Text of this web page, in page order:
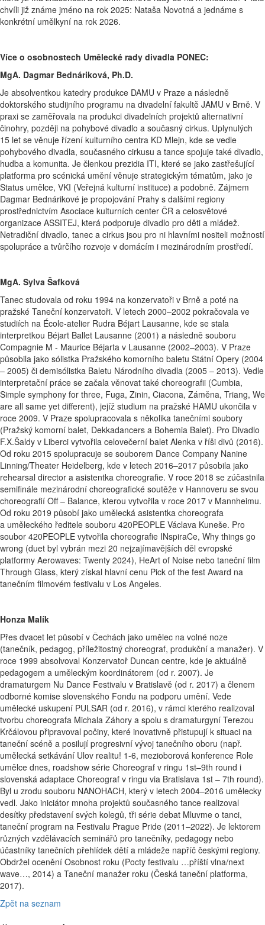
chvíli již známe jméno na rok 2025: Nataša Novotná a jednáme s
konkrétní umělkyní na rok 2026.
Více o osobnostech Umělecké rady divadla PONEC:
MgA. Dagmar Bednáriková, Ph.D.
Je absolventkou katedry produkce DAMU v Praze a následně
doktorského studijního programu na divadelní fakultě JAMU v Brně. V
praxi se zaměřovala na produkci divadelních projektů alternativní
činohry, později na pohybové divadlo a současný cirkus. Uplynulých
15 let se věnuje řízení kulturního centra KD Mlejn, kde se vedle
pohybového divadla, současného cirkusu a tance spojuje také divadlo,
hudba a komunita. Je členkou prezidia ITI, které se jako zastřešující
platforma pro scénická umění věnuje strategickým tématům, jako je
Status umělce, VKI (Veřejná kulturní instituce) a podobně. Zájmem
Dagmar Bednárikové je propojování Prahy s dalšími regiony
prostřednictvím Asociace kulturních center ČR a celosvětové
organizace ASSITEJ, která podporuje divadlo pro děti a mládež.
Netradiční divadlo, tanec a cirkus jsou pro ni hlavními nositeli možností
spolupráce a tvůrčího rozvoje v domácím i mezinárodním prostředí.
MgA. Sylva Šafková
Tanec studovala od roku 1994 na konzervatoři v Brně a poté na
pražské Taneční konzervatoři. V letech 2000–2002 pokračovala ve
studiích na École-atelier Rudra Béjart Lausanne, kde se stala
interpretkou Béjart Ballet Lausanne (2001) a následně souboru
Compagnie M - Maurice Béjarta v Lausanne (2002–2003). V Praze
působila jako sólistka Pražského komorního baletu Státní Opery (2004
– 2005) či demisólistka Baletu Národního divadla (2005 – 2013). Vedle
interpretační práce se začala věnovat také choreografii (Cumbia,
Simple symphony for three, Fuga, Zinin, Ciacona, Záměna, Triang, We
are all same yet different), jejíž studium na pražské HAMU ukončila v
roce 2009. V Praze spolupracovala s několika tanečními soubory
(Pražský komorní balet, Dekkadancers a Bohemia Balet). Pro Divadlo
F.X.Šaldy v Liberci vytvořila celovečerní balet Alenka v říši divů (2016).
Od roku 2015 spolupracuje se souborem Dance Company Nanine
Linning/Theater Heidelberg, kde v letech 2016–2017 působila jako
rehearsal director a asistentka choreografie. V roce 2018 se zúčastnila
semifinále mezinárodní choreografické soutěže v Hannoveru se svou
choreografií Off – Balance, kterou vytvořila v roce 2017 v Mannheimu.
Od roku 2019 působí jako umělecká asistentka choreografa
a uměleckého ředitele souboru 420PEOPLE Václava Kuneše. Pro
soubor 420PEOPLE vytvořila choreografie INspiraCe, Why things go
wrong (duet byl vybrán mezi 20 nejzajímavějších děl evropské
platformy Aerowaves: Twenty 2024), HeArt of Noise nebo taneční film
Through Glass, který získal hlavní cenu Pick of the fest Award na
tanečním filmovém festivalu v Los Angeles.
Honza Malík
Přes dvacet let působí v Čechách jako umělec na volné noze
(tanečník, pedagog, příležitostný choreograf, produkční a manažer). V
roce 1999 absolvoval Konzervatoř Duncan centre, kde je aktuálně
pedagogem a uměleckým koordinátorem (od r. 2007). Je
dramaturgem Nu Dance Festivalu v Bratislavě (od r. 2017) a členem
odborné komise slovenského Fondu na podporu umění. Vede
umělecké uskupení PULSAR (od r. 2016), v rámci kterého realizoval
tvorbu choreografa Michala Záhory a spolu s dramaturgyní Terezou
Krčálovou připravoval počiny, které inovativně přistupují k situaci na
taneční scéně a posilují progresivní vývoj tanečního oboru (např.
umělecká setkávání Ulov realitu! 1-6, mezioborová konference Role
umělce dnes, roadshow série Choreograf v ringu 1st–9th round i
slovenská adaptace Choreograf v ringu via Bratislava 1st – 7th round).
Byl u zrodu souboru NANOHACH, který v letech 2004–2016 umělecky
vedl. Jako iniciátor mnoha projektů současného tance realizoval
desítky představení svých kolegů, tři série debat Mluvme o tanci,
taneční program na Festivalu Prague Pride (2011–2022). Je lektorem
různých vzdělávacích seminářů pro tanečníky, pedagogy nebo
účastníky tanečních přehlídek dětí a mládeže napříč českými regiony.
Obdržel ocenění Osobnost roku (Pocty festivalu …příští vlna/next
wave…, 2014) a Taneční manažer roku (Česká taneční platforma,
2017).
Zpět na seznam